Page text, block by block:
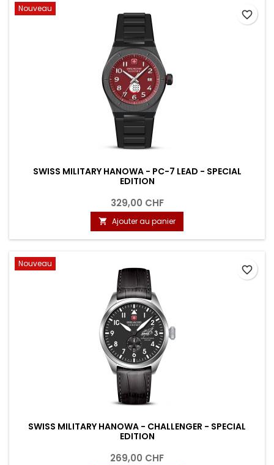
Nouveau
SWISS MILITARY HANOWA - PC-7 LEAD - SPECIAL
EDITION
329,00 CHF
 Ajouter au panier
favorite_border
Nouveau
SWISS MILITARY HANOWA - CHALLENGER - SPECIAL
EDITION
269,00 CHF
favorite_border